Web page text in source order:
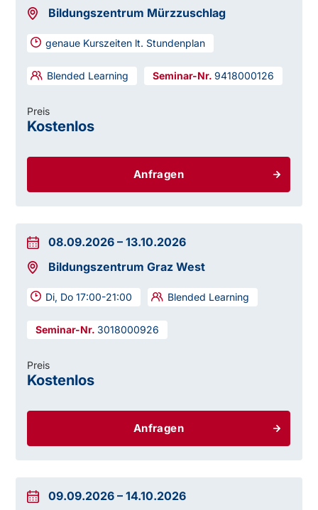
Bildungszentrum Mürzzuschlag
genaue Kurszeiten lt. Stundenplan
Blended Learning 9418000126
Anfragen
Preis
Kostenlos
08.09.2026 –13.10.2026
Bildungszentrum Graz West
Di, Do 17:00-21:00 Blended Learning
3018000926
Anfragen
Preis
Kostenlos
09.09.2026 –14.10.2026